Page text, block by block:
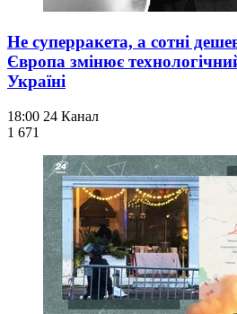
Не суперракета, а сотні
Європа змінює
Україні
18:00 24 Канал
1 671